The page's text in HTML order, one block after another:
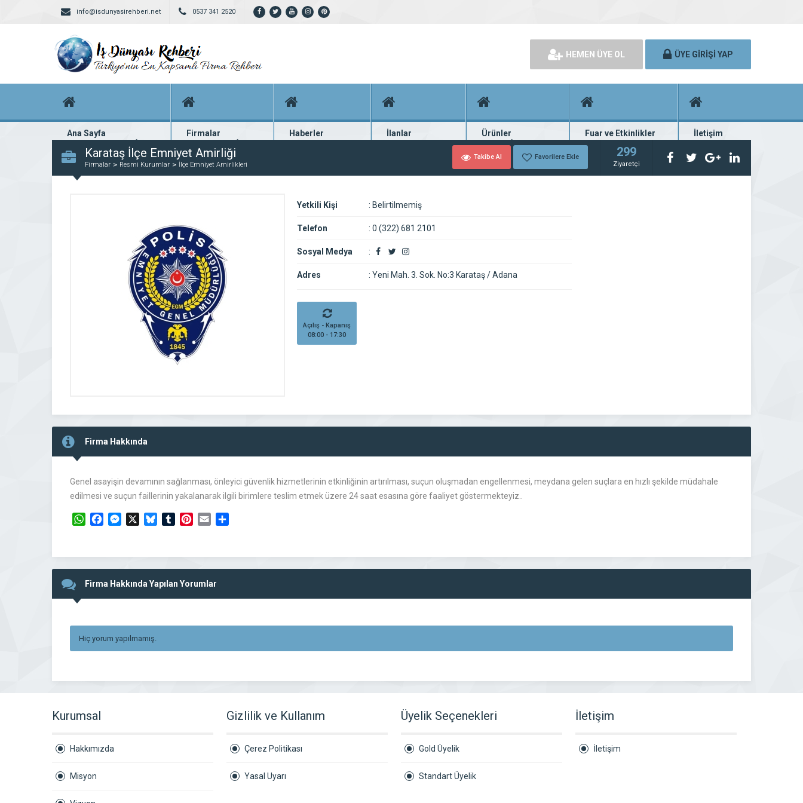
info@isdunyasirehberi.net 0537 341 2520
HEMEN ÜYE OL ÜYE GİRİŞİ YAP
Ana Sayfa
Firma rehberi ana sayfanız
Firmalar
Yüzlerce kayıtlı firma
Haberler
En güncel haberler
İlanlar
Güncel seri ilanlar
Ürünler
Binlerce firma ürünü
Fuar ve Etkinlikler
Fuar ve etkinlik planları
İletişim
Bize ulaşın
Karataş İlçe Emniyet Amirliği
Firmalar Resmi Kurumlar İlçe Emniyet Amirlikleri
Takibe Al Favorilere Ekle 299
Ziyaretçi
Yetkili Kişi : Belirtilmemiş
Telefon : 0 (322) 681 2101
Sosyal Medya :
Adres : Yeni Mah. 3. Sok. No:3 Karataş / Adana
Açılış - Kapanış
08:00 - 17:30
Firma Hakkında
Genel asayişin devamının sağlanması, önleyici güvenlik hizmetlerinin etkinliğinin artırılması, suçun oluşmadan engellenmesi, meydana gelen suçlara en hızlı şekilde müdahale
edilmesi ve suçun faillerinin yakalanarak ilgili birimlere teslim etmek üzere 24 saat esasına göre faaliyet göstermekteyiz..
WhatsAppFacebookMessengerBlueskyTumblrPinterest
Email
Firma Hakkında Yapılan Yorumlar
Hiç yorum yapılmamış.
Kurumsal
Hakkımızda
Misyon
Gizlilik ve Kullanım
Çerez Politikası
Yasal Uyarı
Üyelik Seçenekleri
Gold Üyelik
Standart Üyelik
İletişim
İletişim